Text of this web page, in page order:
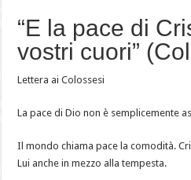
“E la pace di
vostri cuori”
Lettera ai Colossesi
La pace di Dio non è semplicemente
Il mondo chiama pace la comodità.
Lui anche in mezzo alla tempesta.